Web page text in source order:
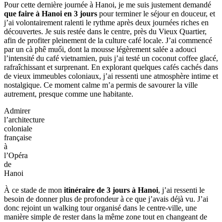
Visiter Hanoi en 5 jours
3. Jour 3: Immersion culturelle et détente
Le
plaisir
simple
d’un
cà
phê
muối
l’aube
à
Hanoi
Pour cette dernière journée à Hanoi,‎ je me suis justement demandé
que faire à Hanoi en 3 jours
j’ai volontairement ralenti le rythme après deux journées riches en
découvertes. Je suis restée dans le centre, près du Vieux Quartier,‎
par un cà phê muối,‎ dont la mousse légèrement salée a adouci
l’intensité du café vietnamien, puis j’ai testé un coconut coffee glacé,‎
rafraîchissant et surprenant. En explorant quelques cafés cachés dans
de vieux immeubles coloniaux,‎ j’ai ressenti une atmosphère intime et